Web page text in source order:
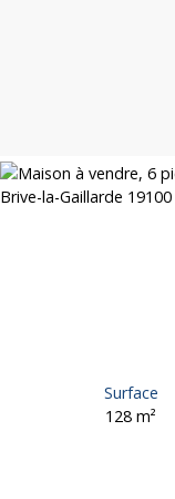
Mes favoris
Surface
128m²